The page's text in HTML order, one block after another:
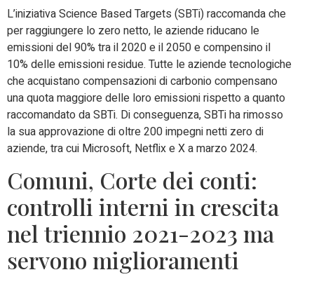
L’iniziativa Science Based Targets (SBTi) raccomanda che
per raggiungere lo zero netto, le aziende riducano le
emissioni del 90% tra il 2020 e il 2050 e compensino il
10% delle emissioni residue. Tutte le aziende tecnologiche
che acquistano compensazioni di carbonio compensano
una quota maggiore delle loro emissioni rispetto a quanto
raccomandato da SBTi. Di conseguenza, SBTi ha rimosso
la sua approvazione di oltre 200 impegni netti zero di
aziende, tra cui Microsoft, Netflix e X a marzo 2024.
Comuni, Corte dei conti:
controlli interni in crescita
nel triennio 2021-2023 ma
servono miglioramenti